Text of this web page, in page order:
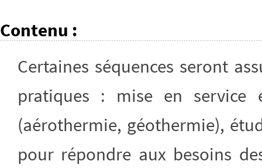
Contenu :
Certaines séquences seront
pratiques : mise en service
(aérothermie, géothermie),
pour répondre aux besoins